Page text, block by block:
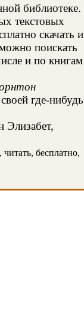
библиотеке.
текстовых
скачать и
поискать
и по книгам
где-нибудь
Элизабет,
бесплатно,